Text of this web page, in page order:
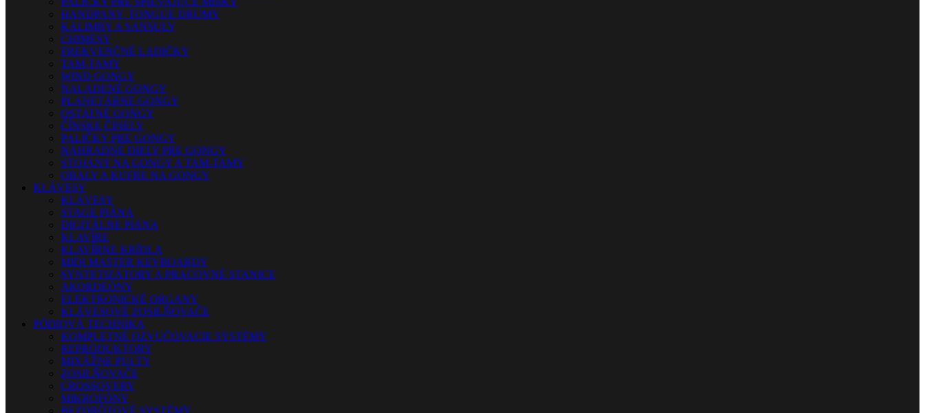
HANDPANY, TONGUE DRUMY
KALIMBY A SANSULY
CHIMESY
FREKVENČNÉ LADIČKY
TAM-TAMY
WIND GONGY
NALADENÉ GONGY
PLANETÁRNE GONGY
OSTATNÉ GONGY
ČÍNSKE ČINELY
PALIČKY PRE GONGY
NÁHRADNÉ DIELY PRE GONGY
STOJANY NA GONGY A TAM-TAMY
OBALY A KUFRE NA GONGY
KLÁVESY
KLÁVESY
STAGE PIÁNA
DIGITÁLNE PIÁNA
KLAVÍRE
KLAVÍRNE KRÍDLA
MIDI MASTER KEYBOARDY
SYNTETIZÁTORY A PRACOVNÉ STANICE
AKORDEÓNY
ELEKTRONICKÉ ORGANY
KLÁVESOVÉ ZOSILŇOVAČE
PÓDIOVÁ TECHNIKA
KOMPLETNÉ OZVUČOVACIE SYSTÉMY
REPRODUKTORY
MIXÁŽNE PULTY
ZOSILŇOVAČE
CROSSOVERY
MIKROFÓNY
BEZDRÔTOVÉ SYSTÉMY